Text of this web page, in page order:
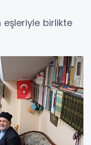
eşleriyle birlikte